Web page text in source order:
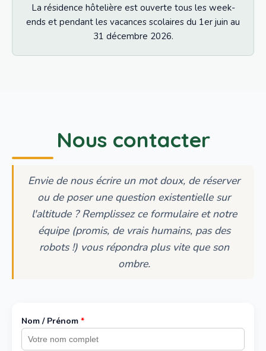
La résidence hôtelière est ouverte tous les week-
ends et pendant les vacances scolaires du 1er juin au
31 décembre 2026.
Nous contacter
Envie de nous écrire un mot doux, de réserver
ou de poser une question existentielle sur
l'altitude ? Remplissez ce formulaire et notre
équipe (promis, de vrais humains, pas des
robots !) vous répondra plus vite que son
ombre.
Nom / Prénom *